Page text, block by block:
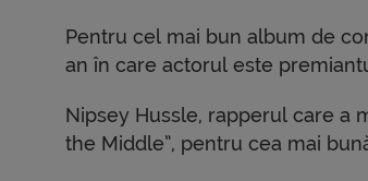
Pentru cel mai bun album de
an în care actorul este
Nipsey Hussle, rapperul care a
the Middle”, pentru cea mai